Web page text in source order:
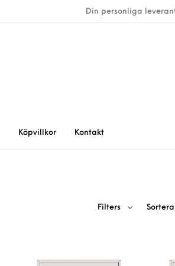
Din personliga
Köpvillkor Kontakt
Filters